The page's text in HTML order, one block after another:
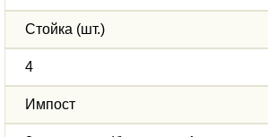
Стойка (шт.)
4
Импост